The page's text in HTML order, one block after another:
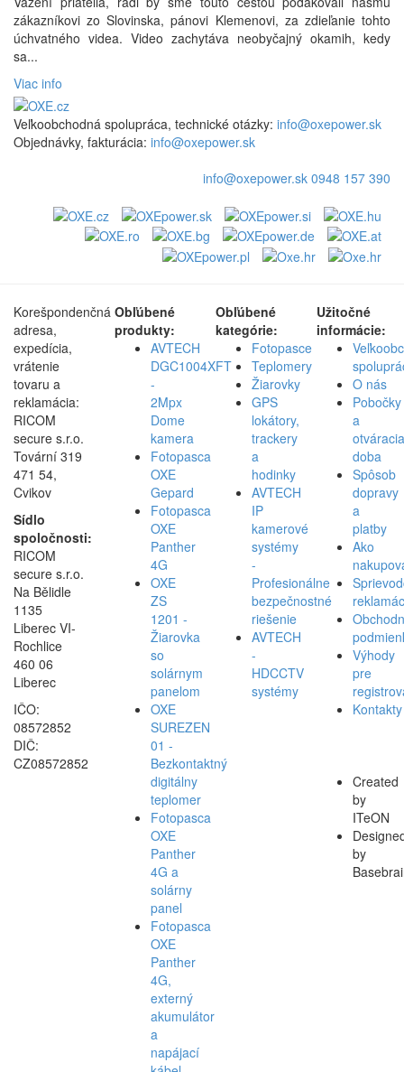
zákazníkovi zo Slovinska, pánovi Klemenovi, za zdieľanie tohto
úchvatného videa. Video zachytáva neobyčajný okamih, kedy
sa...
Viac info
Veľkoobchodná spolupráca, technické otázky: info@oxepower.sk
Objednávky, fakturácia: info@oxepower.sk
info@oxepower.sk 0948 157 390
Korešpondenčná
adresa,
expedícia,
vrátenie
tovaru a
reklamácia:
RICOM
secure s.r.o.
Tovární 319
471 54,
Cvikov
Sídlo
spoločnosti:
RICOM
secure s.r.o.
Na Bělidle
1135
Liberec VI-
Rochlice
460 06
Liberec
IČO:
08572852
DIČ:
CZ08572852
Obľúbené
produkty:
AVTECH
DGC1004XFT
-
2Mpx
Dome
kamera
Fotopasca
OXE
Gepard
Fotopasca
OXE
Panther
4G
OXE
ZS
1201 -
Žiarovka
so
solárnym
panelom
OXE
SUREZEN
01 -
Bezkontaktný
digitálny
teplomer
Fotopasca
OXE
Panther
4G a
solárny
panel
Fotopasca
OXE
Panther
4G,
externý
akumulátor
a
napájací
Obľúbené
kategórie:
Fotopasce
Teplomery
Žiarovky
GPS
lokátory,
trackery
a
hodinky
AVTECH
IP
kamerové
systémy
-
Profesionálne
bezpečnostné
riešenie
AVTECH
-
HDCCTV
systémy
Užitočné
informácie:
O nás
Pobočky
a
otváracia
doba
Spôsob
dopravy
a
platby
Ako
Výhody
pre
Kontakty
Created
by
ITeON
by